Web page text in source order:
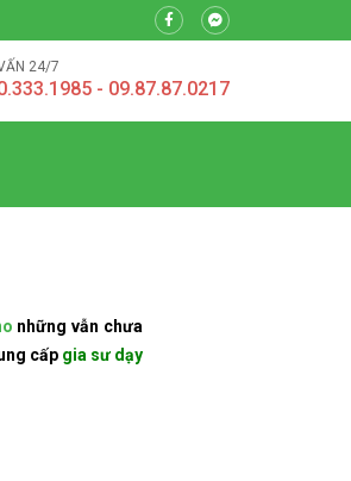
24/7
- 09.87.87.0217
những vẫn chưa
cấp gia sư dạy